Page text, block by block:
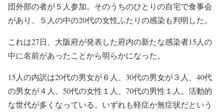
団外部の者が５人参加。そのうちのひとりの自宅で食事会
があり、５人の中の20代の女性ふたりの感染も判明した。
これは27日、大阪府が発表した府内の新たな感染者15人の
中に名前があったことから明らかになった。
15人の内訳は20代の男女が６人、30代の男女が３人、40代
の男女が４人、50代の女性１人、70代の男性１人。活動的
な世代が多くなっている。いずれも軽症か無症状だという